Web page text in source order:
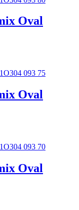
Oval
Oval
Oval